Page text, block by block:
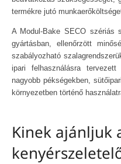
termékre jutó
A Modul-Bake SECO szériás
gyártásban, ellenőrzött
szabályozható
ipari felhasználásra
nagyobb pékségekben,
környezetben történő
Kinek ajánljuk